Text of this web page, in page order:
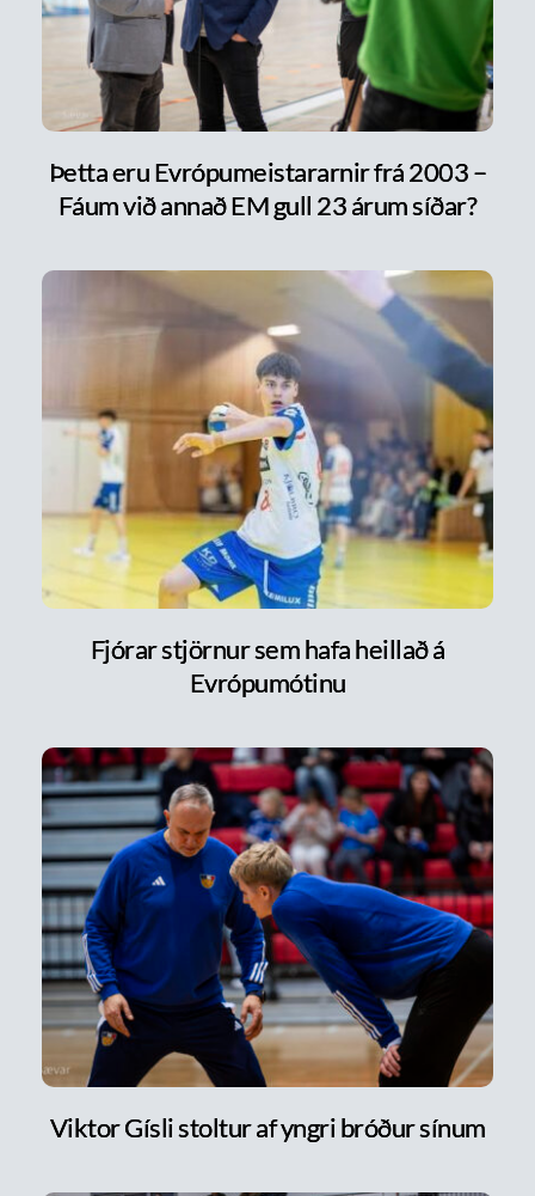
Þetta eru Evrópumeistararnir frá 2003 –
Fáum við annað EM gull 23 árum síðar?
Fjórar stjörnur sem hafa heillað á
Evrópumótinu
Viktor Gísli stoltur af yngri bróður sínum